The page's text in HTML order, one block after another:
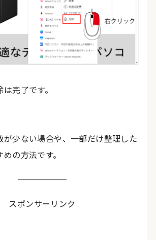
完了です。
が少ない場合や、一部だけ整理した
の方法です。
スポンサーリンク